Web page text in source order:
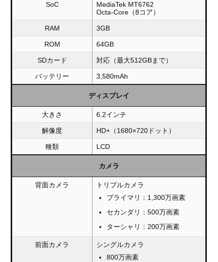
SoC
MediaTek MT6762
Octa-Core（8コア）
RAM 3GB
ROM 64GB
SDカード 対応（最大512GBまで）
バッテリー 3,580mAh
ディスプレイ
大きさ 6.2インチ
解像度 HD+（1680×720ドット）
種類 LCD
カメラ
背面カメラ
トリプルカメラ
プライマリ：1,300万画素
セカンダリ：500万画素
ターシャリ：200万画素
前面カメラ
シングルカメラ
800万画素